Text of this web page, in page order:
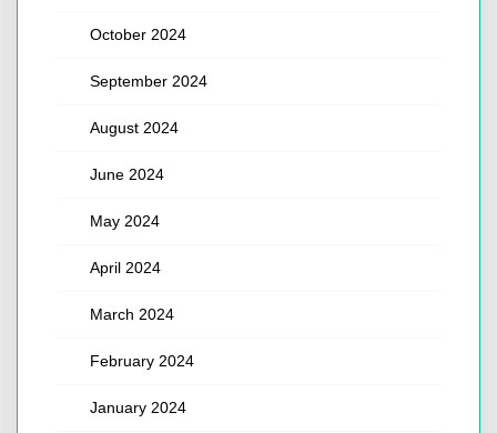
October 2024
September 2024
August 2024
June 2024
May 2024
April 2024
March 2024
February 2024
January 2024